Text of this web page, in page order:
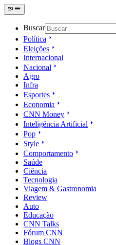
Buscar
Política
Eleições
Internacional
Nacional
Agro
Infra
Esportes
Economia
CNN Money
Inteligência Artificial
Pop
Style
Comportamento
Saúde
Ciência
Tecnologia
Viagem & Gastronomia
Review
Auto
Educação
CNN Talks
Fórum CNN
Blogs CNN